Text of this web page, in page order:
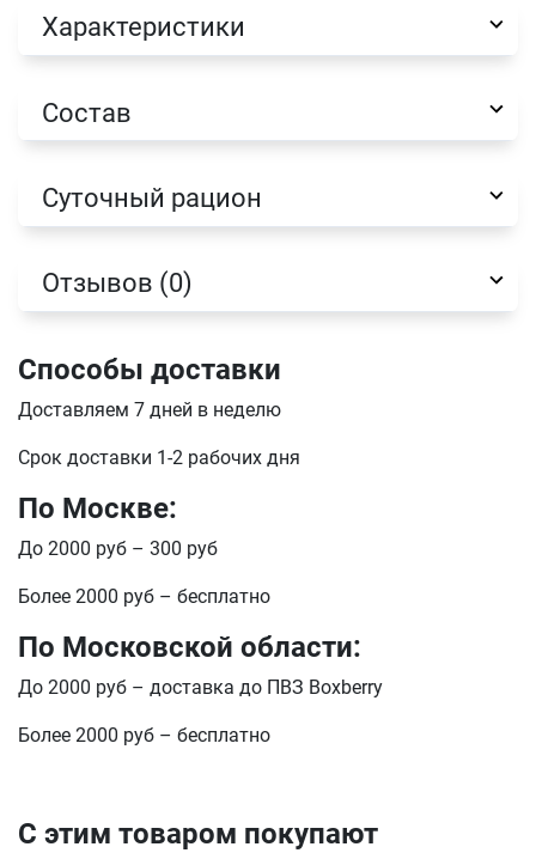
Характеристики
Состав
Суточный рацион
Отзывов (0)
Способы доставки
Доставляем 7 дней в неделю
Срок доставки 1-2 рабочих дня
По Москве:
До 2000 руб – 300 руб
Более 2000 руб – бесплатно
По Московской области:
До 2000 руб – доставка до ПВЗ Boxberry
Более 2000 руб – бесплатно
С этим товаром покупают
Оформить заказ
Имя
Телефон
E-mail